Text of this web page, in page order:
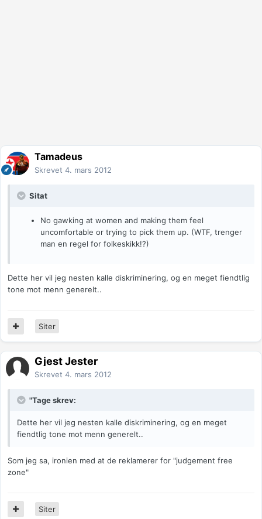
Tamadeus
Skrevet 4. mars 2012
Sitat
No gawking at women and making them feel
uncomfortable or trying to pick them up. (WTF, trenger
man en regel for folkeskikk!?)
Dette her vil jeg nesten kalle diskriminering, og en meget fiendtlig
tone mot menn generelt..
Siter
Gjest Jester
Skrevet 4. mars 2012
"Tage skrev:
Dette her vil jeg nesten kalle diskriminering, og en meget
fiendtlig tone mot menn generelt..
Som jeg sa, ironien med at de reklamerer for "judgement free
zone"
Siter